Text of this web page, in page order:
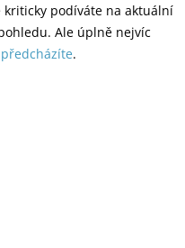
kriticky podíváte na aktuální
Ale úplně nejvíc
.